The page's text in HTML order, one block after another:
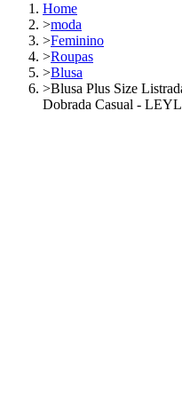
Home
>moda
>Feminino
>Roupas
>Blusa
>Blusa Plus Size
Dobrada Casual -